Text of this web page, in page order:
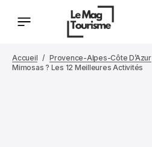
Accueil Provence-Alpes-Côte D’Azur
Mimosas ? Les 12 Meilleures Activités